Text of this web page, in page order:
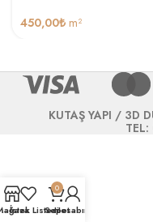
450,00₺ m²
KUTAŞ YAPI / 3D
İstek Listesi
0
Sepet
Hesabım